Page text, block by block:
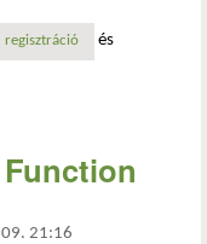
tartalommal kapcsolatosan
regisztráció és
21:16